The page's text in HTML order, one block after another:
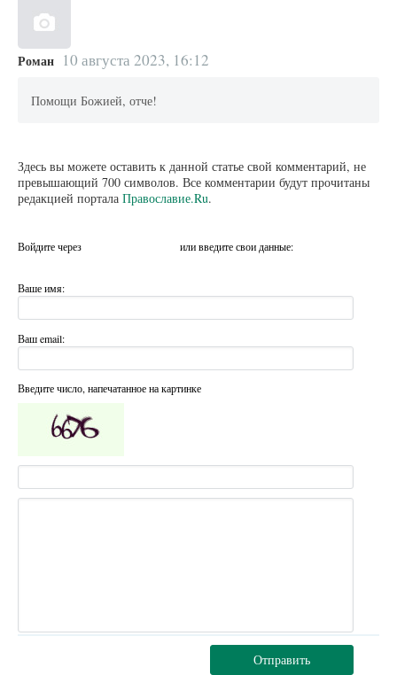
Роман 10 августа 2023, 16:12
Помощи Божией, отче!
Здесь вы можете оставить к данной статье свой комментарий, не
превышающий 700 символов. Все комментарии будут прочитаны
редакцией портала Православие.Ru.
Войдите через или введите свои данные:
Ваше имя:
Ваш email:
Введите число, напечатанное на картинке
Отправить